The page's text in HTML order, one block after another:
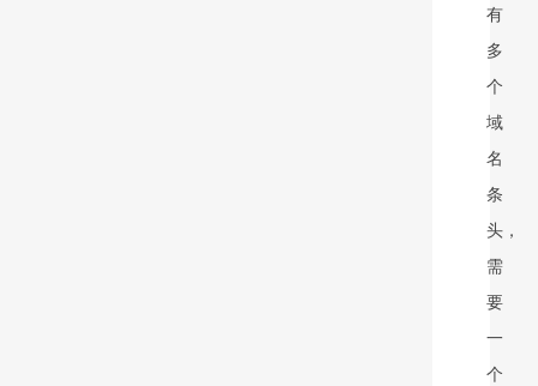
有
多
个
域
名
条
头，
需
要
一
个